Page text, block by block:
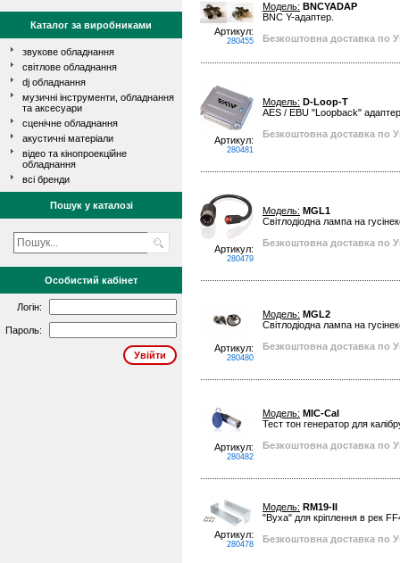
Каталог за виробниками
звукове обладнання
світлове обладнання
dj обладнання
музичні інструменти, обладнання
та аксесуари
сценічне обладнання
акустичні матеріали
відео та кінопроекційне
обладнання
всі бренди
Пошук у каталозі
Особистий кабінет
Логін:
Пароль:
Артикул:
280455
Модель: BNCYADAP
BNC Y-адаптер.
Безкоштовна доставка по
Артикул:
280481
Модель: D-Loop-T
AES / EBU "Loopback"
Безкоштовна доставка по
Артикул:
280479
Модель: MGL1
Світлодіодна лампа на
Безкоштовна доставка по
Артикул:
280480
Модель: MGL2
Світлодіодна лампа на
Безкоштовна доставка по
Артикул:
280482
Модель: MIC-Cal
Тест тон генератор для
Безкоштовна доставка по
Артикул:
280478
Модель: RM19-II
"Вуха" для кріплення в рек
Безкоштовна доставка по